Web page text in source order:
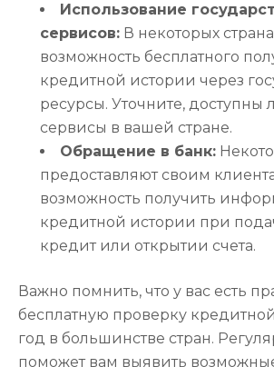
Использование
сервисов: В некоторых
возможность бесплатного
кредитной истории через
ресурсы. Уточните, доступны
сервисы в вашей стране.
Обращение в банк:
предоставляют своим
возможность получить
кредитной истории при
кредит или открытии счета.
Важно помнить, что у вас есть
бесплатную проверку
год в большинстве стран.
поможет вам выявить